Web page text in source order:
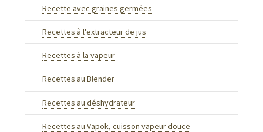
Recette avec graines germées
Recettes à l'extracteur de jus
Recettes à la vapeur
Recettes au Blender
Recettes au déshydrateur
Recettes au Vapok, cuisson vapeur douce